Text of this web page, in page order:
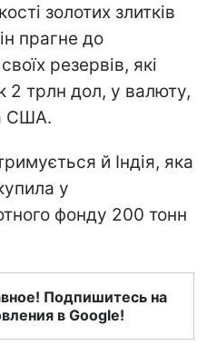
золотих злитків
прагне до
резервів, які
2 трлн дол, у валюту,
США.
й Індія, яка
у
фонду 200 тонн
Подпишитесь на
в Google!